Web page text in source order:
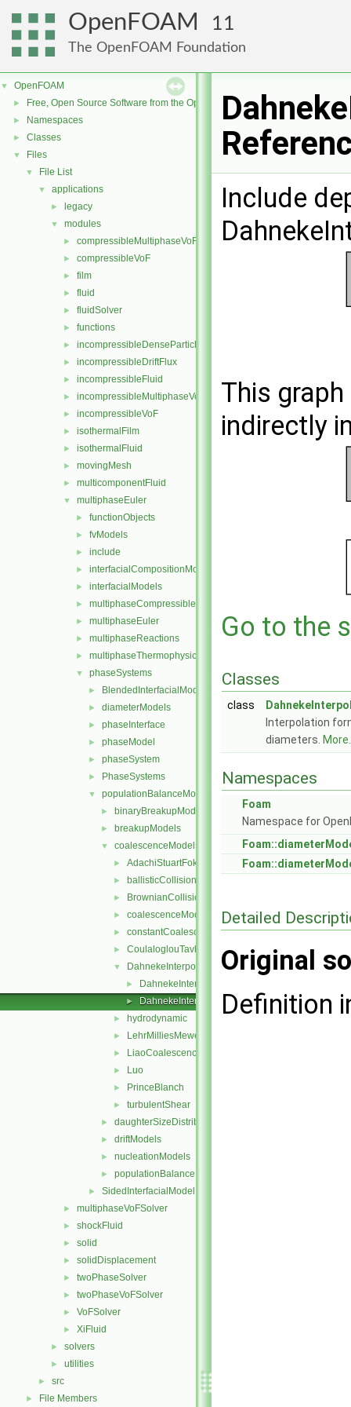
OpenFOAM 11
The OpenFOAM Foundation
▼ OpenFOAM
► Free, Open Source Software from the OpenFOAM Foundation
► Namespaces
► Classes
▼ Files
▼ File List
▼ applications
► legacy
▼ modules
► compressibleMultiphaseVoF
► compressibleVoF
► film
► fluid
► fluidSolver
► functions
► incompressibleDenseParticleFluid
► incompressibleDriftFlux
► incompressibleFluid
► incompressibleMultiphaseVoF
► incompressibleVoF
► isothermalFilm
► isothermalFluid
► movingMesh
► multicomponentFluid
▼ multiphaseEuler
► functionObjects
► fvModels
► include
► interfacialCompositionModels
► interfacialModels
► multiphaseCompressibleMomentumTransportModels
► multiphaseEuler
► multiphaseReactions
► multiphaseThermophysicalTransportModels
▼ phaseSystems
► BlendedInterfacialModel
► diameterModels
► phaseInterface
► phaseModel
► phaseSystem
► PhaseSystems
▼ populationBalanceModel
► binaryBreakupModels
► breakupModels
▼ coalescenceModels
► AdachiStuartFokkink
► ballisticCollisions
► BrownianCollisions
► coalescenceModel
► constantCoalescence
► CoulaloglouTavlarides
▼ DahnekeInterpolation
► DahnekeInterpolation.C
► DahnekeInterpolation.H
► hydrodynamic
► LehrMilliesMewesCoalescence
► LiaoCoalescence
► Luo
► PrinceBlanch
► turbulentShear
► daughterSizeDistributionModels
► driftModels
► nucleationModels
► populationBalanceModel
► SidedInterfacialModel
► multiphaseVoFSolver
► shockFluid
► solid
► solidDisplacement
► twoPhaseSolver
► twoPhaseVoFSolver
► VoFSolver
► XiFluid
► solvers
► utilities
► src
► File Members
Include
This
indirectly
Go to the
Classes
class
Interpolation
diameters.
Namespaces
Foam
Namespace for
Detailed
Original
Definition